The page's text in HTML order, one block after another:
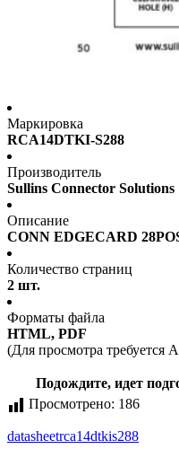
Маркировка
RCA14DTKI-S288
Производитель
Sullins Connector Solutions
Описание
CONN EDGECARD
Количество страниц
2 шт.
Форматы файла
HTML, PDF
(Для просмотра требуется
Подождите, идет
Просмотрено: 186
datasheetrca14dtkis288